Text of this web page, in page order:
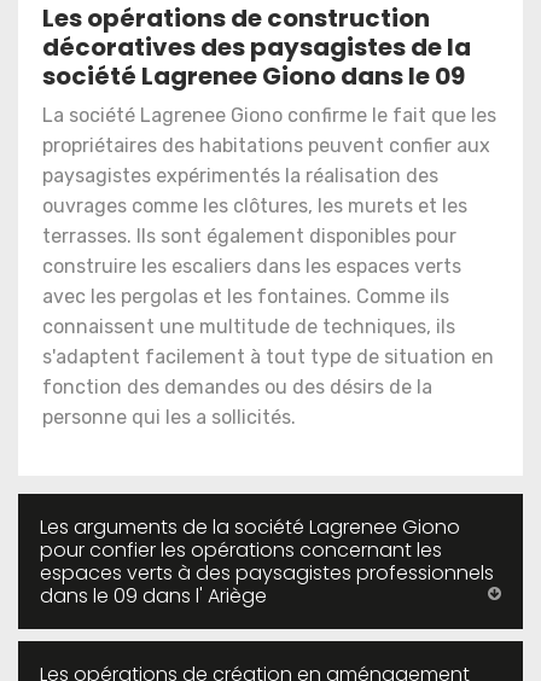
Les opérations de construction
décoratives des paysagistes de la
société Lagrenee Giono dans le 09
La société Lagrenee Giono confirme le fait que les
propriétaires des habitations peuvent confier aux
paysagistes expérimentés la réalisation des
ouvrages comme les clôtures, les murets et les
terrasses. Ils sont également disponibles pour
construire les escaliers dans les espaces verts
avec les pergolas et les fontaines. Comme ils
connaissent une multitude de techniques, ils
s'adaptent facilement à tout type de situation en
fonction des demandes ou des désirs de la
personne qui les a sollicités.
Les arguments de la société Lagrenee Giono
pour confier les opérations concernant les
espaces verts à des paysagistes professionnels
dans le 09 dans l' Ariège
Les opérations de création en aménagement